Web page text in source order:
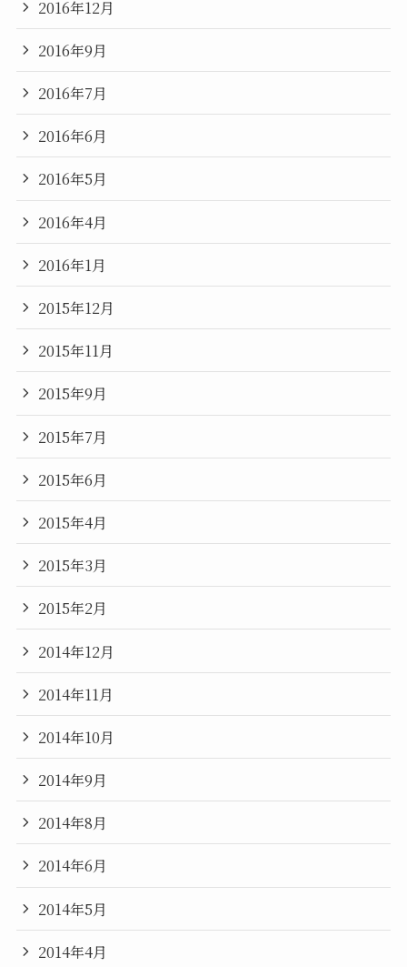
2016年12月
2016年9月
2016年7月
2016年6月
2016年5月
2016年4月
2016年1月
2015年12月
2015年11月
2015年9月
2015年7月
2015年6月
2015年4月
2015年3月
2015年2月
2014年12月
2014年11月
2014年10月
2014年9月
2014年8月
2014年6月
2014年5月
2014年4月